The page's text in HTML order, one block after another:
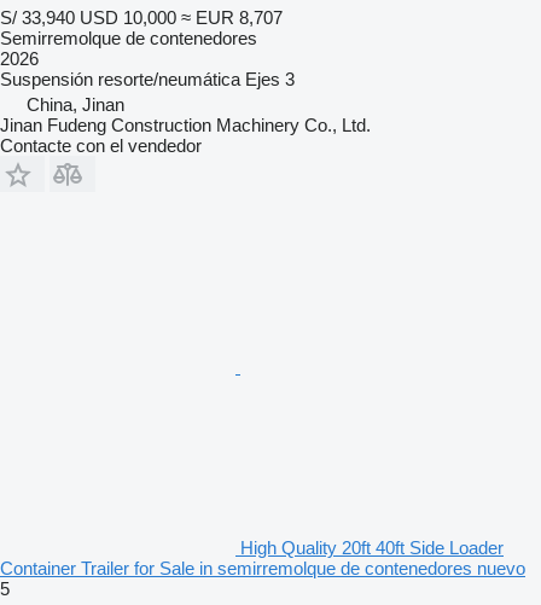
S/ 33,940 USD 10,000 ≈ EUR 8,707
Semirremolque de contenedores
2026
Suspensión resorte/neumática Ejes 3
China, Jinan
Jinan Fudeng Construction Machinery Co., Ltd.
Contacte con el vendedor
High Quality 20ft 40ft Side Loader
Container Trailer for Sale in semirremolque de contenedores nuevo
5